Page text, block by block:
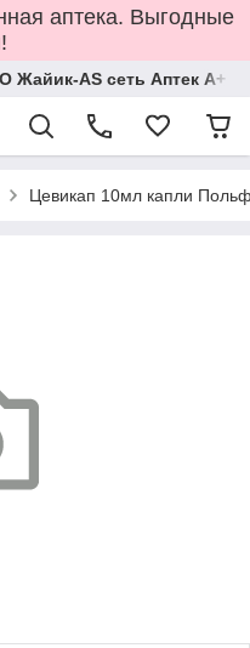
аптека. Выгодные
Жайик-AS сеть Аптек А+
Цевикап 10мл капли